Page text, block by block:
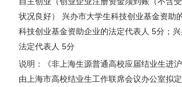
状况良好） 兴办市大学生科技创业基金资助
科技创业基金资助企业的法定代表人 5分；
法定代表人 5分
说明：《非上海生源普通高校应届结业生进沪
由上海市高校结业生工作联席会议办公室拟定